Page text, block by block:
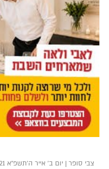
צבי סופר | יום ב' אייר ה׳תשפ״א 14.04.2021